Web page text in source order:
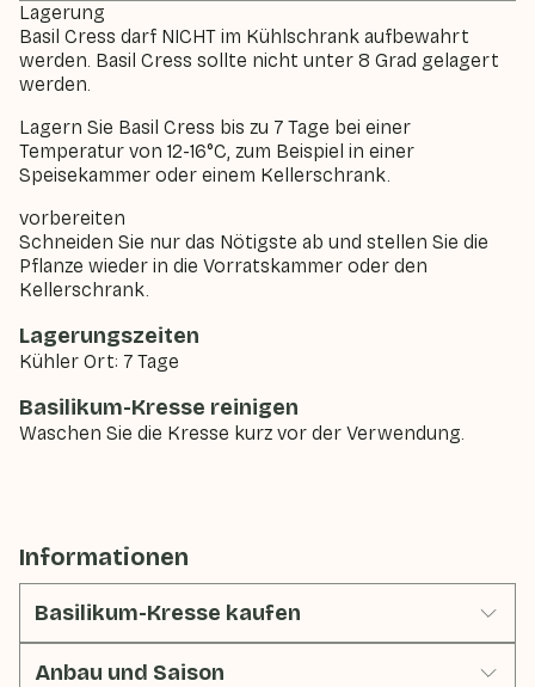
Lagerung
Basil Cress darf NICHT im Kühlschrank aufbewahrt
werden. Basil Cress sollte nicht unter 8 Grad gelagert
werden.
Lagern Sie Basil Cress bis zu 7 Tage bei einer
Temperatur von 12-16°C, zum Beispiel in einer
Speisekammer oder einem Kellerschrank.
vorbereiten
Schneiden Sie nur das Nötigste ab und stellen Sie die
Pflanze wieder in die Vorratskammer oder den
Kellerschrank.
Lagerungszeiten
Kühler Ort: 7 Tage
Basilikum-Kresse reinigen
Waschen Sie die Kresse kurz vor der Verwendung.
Informationen
Basilikum-Kresse kaufen
Anbau und Saison